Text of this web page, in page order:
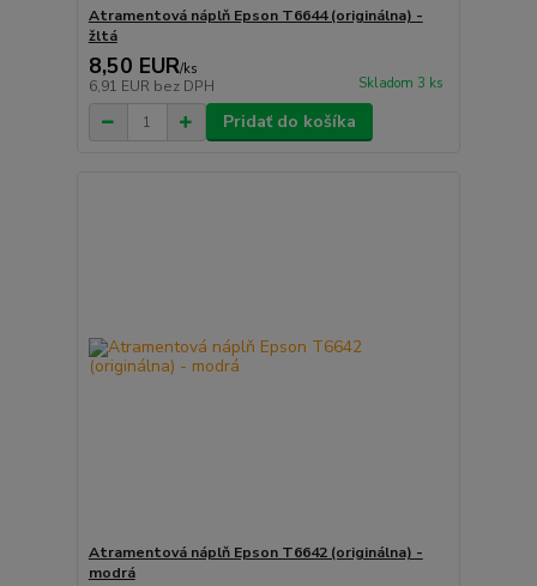
Atramentová náplň Epson T6644 (originálna) -
žltá
8,50 EUR/ks
6,91 EUR bez DPH Skladom 3 ks
Pridať do košíka
Atramentová náplň Epson T6642 (originálna) -
modrá